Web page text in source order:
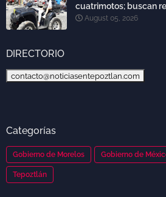
cuatrimotos; buscan
August 05, 2026
DIRECTORIO
contacto@noticiasentepoztlan.com
Categorías
Gobierno de Morelos Gobierno de
Tepoztlán